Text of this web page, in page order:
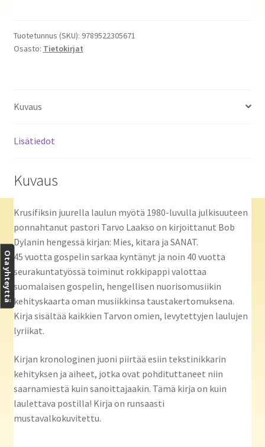
määrä
Tuotetunnus (SKU): 9789522305671
Osasto: Tietokirjat
Kuvaus
Lisätiedot
Kuvaus
Krusifiksin juurella laulun myötä 1980-luvulla julkisuuteen
ponnahtanut pastori Tarvo Laakso on kirjoittanut Bob
Dylanin hengessä kirjan: Mies, kitara ja SANAT.
45 vuotta gospelin sarkaa kyntänyt ja noin 40 vuotta
seurakuntatyössä toiminut rokkipappi valottaa
suomalaisen gospelin, hengellisen nuorisomusiikin
kehityskaarta oman musiikkinsa taustakertomuksena.
Kirja sisältää kaikkien Tarvon omien, levytettyjen laulujen
lyriikat.
Kirjan kronologinen juoni piirtää esiin tekstinikkarin
kehityksen ja aiheet, jotka ovat pohdituttaneet niin
saarnamiestä kuin sanoittajaakin. Tämä kirja on kuin
laulettava postilla! Kirja on runsaasti
mustavalkokuvitettu.
Ota yhteyttä